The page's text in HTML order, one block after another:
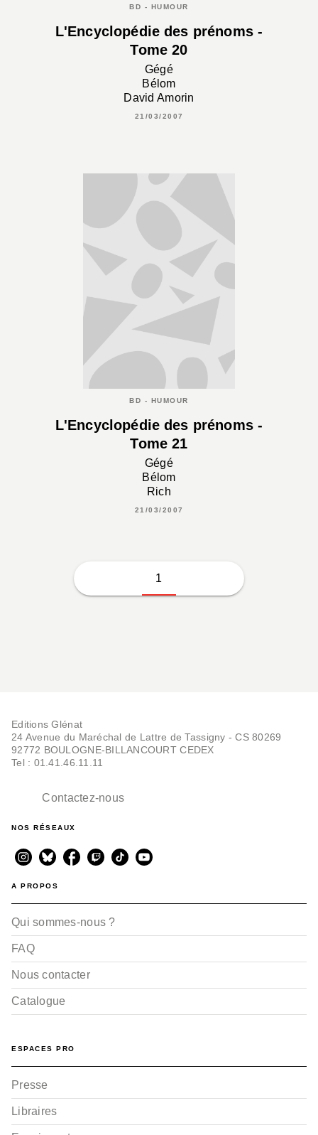
BD - HUMOUR
L'Encyclopédie des prénoms -
Tome 20
Gégé
Bélom
David Amorin
21/03/2007
BD - HUMOUR
L'Encyclopédie des prénoms -
Tome 21
Gégé
Bélom
Rich
21/03/2007
1
Editions Glénat
24 Avenue du Maréchal de Lattre de Tassigny - CS 80269
92772 BOULOGNE-BILLANCOURT CEDEX
Tel : 01.41.46.11.11
Contactez-nous
NOS RÉSEAUX
A PROPOS
Qui sommes-nous ?
FAQ
Nous contacter
Catalogue
ESPACES PRO
Presse
Libraires